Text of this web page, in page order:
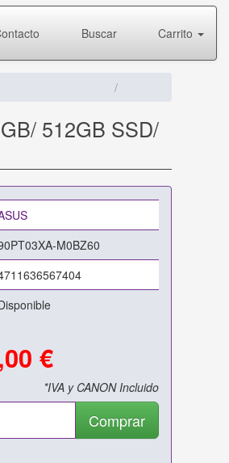
Buscar Carrito
512GB SSD/
M0BZ60
€
*IVA y CANON Incluido
Comprar